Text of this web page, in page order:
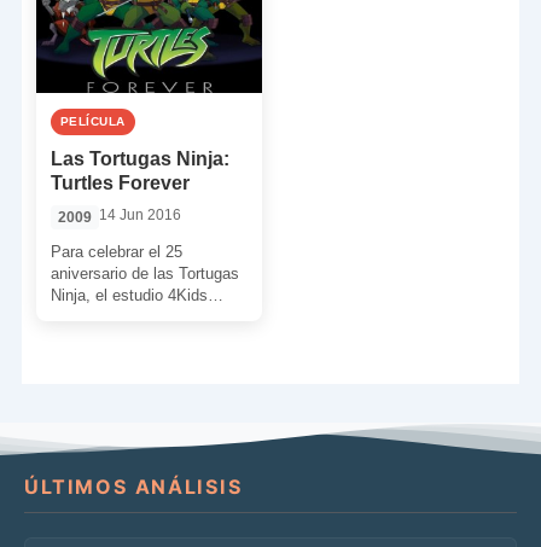
PELÍCULA
Las Tortugas Ninja:
Turtles Forever
2009 14 Jun 2016
Para celebrar el 25
aniversario de las Tortugas
Ninja, el estudio 4Kids
ÚLTIMOS ANÁLISIS